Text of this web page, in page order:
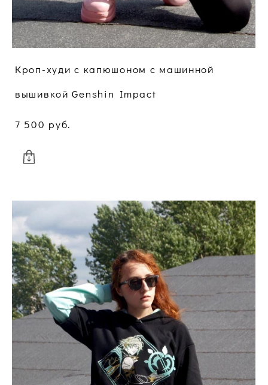
Кроп-худи с капюшоном c машинной
вышивкой Genshin Impact
7 500 pуб.